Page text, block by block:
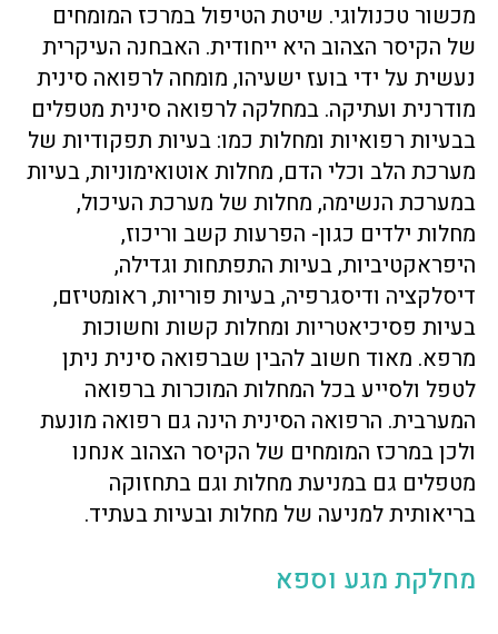
מכשור טכנולוגי. שיטת הטיפול במרכז המומחים
של הקיסר הצהוב היא ייחודית. האבחנה העיקרית
נעשית על ידי בועז ישעיהו, מומחה לרפואה סינית
מודרנית ועתיקה. במחלקה לרפואה סינית מטפלים
בבעיות רפואיות ומחלות כמו: בעיות תפקודיות של
מערכת הלב וכלי הדם, מחלות אוטואימוניות, בעיות
במערכת הנשימה, מחלות של מערכת העיכול,
מחלות ילדים כגון- הפרעות קשב וריכוז,
היפראקטיביות, בעיות התפתחות וגדילה,
דיסלקציה ודיסגרפיה, בעיות פוריות, ראומטיזם,
בעיות פסיכיאטריות ומחלות קשות וחשוכות
מרפא. מאוד חשוב להבין שברפואה סינית ניתן
לטפל ולסייע בכל המחלות המוכרות ברפואה
המערבית. הרפואה הסינית הינה גם רפואה מונעת
ולכן במרכז המומחים של הקיסר הצהוב אנחנו
מטפלים גם במניעת מחלות וגם בתחזוקה
בריאותית למניעה של מחלות ובעיות בעתיד.
מחלקת מגע וספא